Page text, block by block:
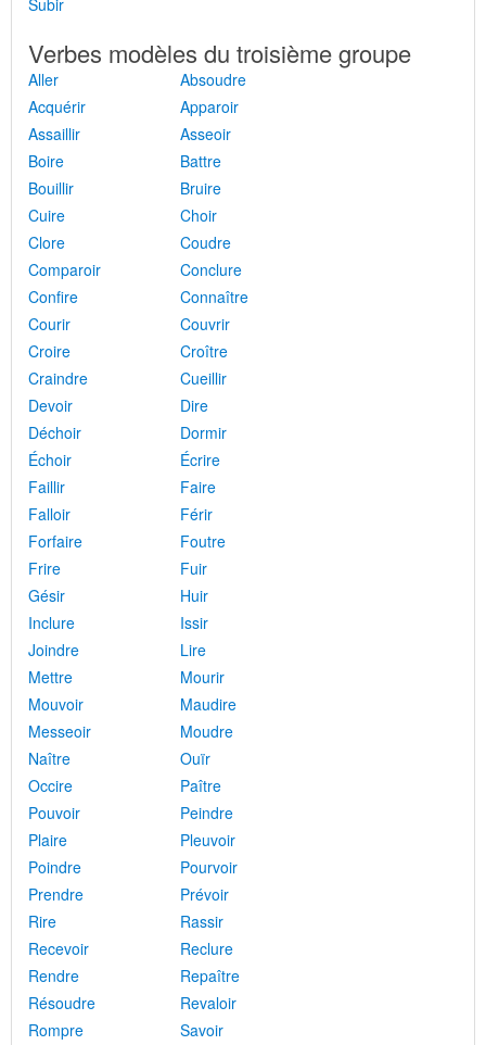
Subir
Verbes modèles du troisième groupe
Aller
Absoudre
Acquérir
Apparoir
Assaillir
Asseoir
Boire
Battre
Bouillir
Bruire
Cuire
Choir
Clore
Coudre
Comparoir
Conclure
Confire
Connaître
Courir
Couvrir
Croire
Croître
Craindre
Cueillir
Devoir
Dire
Déchoir
Dormir
Échoir
Écrire
Faillir
Faire
Falloir
Férir
Forfaire
Foutre
Frire
Fuir
Gésir
Huir
Inclure
Issir
Joindre
Lire
Mettre
Mourir
Mouvoir
Maudire
Messeoir
Moudre
Naître
Ouïr
Occire
Paître
Pouvoir
Peindre
Plaire
Pleuvoir
Poindre
Pourvoir
Prendre
Prévoir
Rire
Rassir
Recevoir
Reclure
Rendre
Repaître
Résoudre
Revaloir
Rompre
Savoir